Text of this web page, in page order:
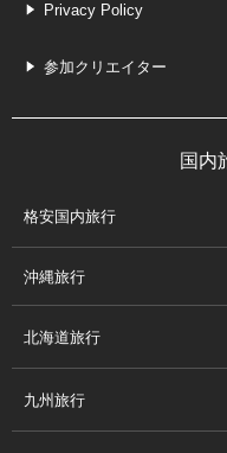
Privacy Policy
参加クリエイター
国内
格安国内旅行
沖縄旅行
北海道旅行
九州旅行